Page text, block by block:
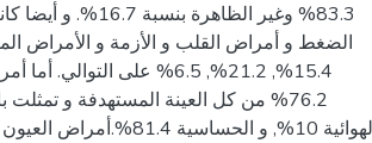
83.3% وغير
15.4%, 21.2%, 6.5% على